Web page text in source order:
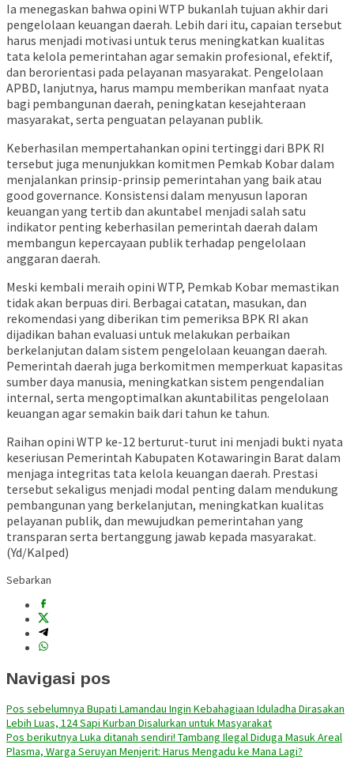
Ia menegaskan bahwa opini WTP bukanlah tujuan akhir dari
pengelolaan keuangan daerah. Lebih dari itu, capaian tersebut
harus menjadi motivasi untuk terus meningkatkan kualitas
tata kelola pemerintahan agar semakin profesional, efektif,
dan berorientasi pada pelayanan masyarakat. Pengelolaan
APBD, lanjutnya, harus mampu memberikan manfaat nyata
bagi pembangunan daerah, peningkatan kesejahteraan
masyarakat, serta penguatan pelayanan publik.
Keberhasilan mempertahankan opini tertinggi dari BPK RI
tersebut juga menunjukkan komitmen Pemkab Kobar dalam
menjalankan prinsip-prinsip pemerintahan yang baik atau
good governance. Konsistensi dalam menyusun laporan
keuangan yang tertib dan akuntabel menjadi salah satu
indikator penting keberhasilan pemerintah daerah dalam
membangun kepercayaan publik terhadap pengelolaan
anggaran daerah.
Meski kembali meraih opini WTP, Pemkab Kobar memastikan
tidak akan berpuas diri. Berbagai catatan, masukan, dan
rekomendasi yang diberikan tim pemeriksa BPK RI akan
dijadikan bahan evaluasi untuk melakukan perbaikan
berkelanjutan dalam sistem pengelolaan keuangan daerah.
Pemerintah daerah juga berkomitmen memperkuat kapasitas
sumber daya manusia, meningkatkan sistem pengendalian
internal, serta mengoptimalkan akuntabilitas pengelolaan
keuangan agar semakin baik dari tahun ke tahun.
Raihan opini WTP ke-12 berturut-turut ini menjadi bukti nyata
keseriusan Pemerintah Kabupaten Kotawaringin Barat dalam
menjaga integritas tata kelola keuangan daerah. Prestasi
tersebut sekaligus menjadi modal penting dalam mendukung
pembangunan yang berkelanjutan, meningkatkan kualitas
pelayanan publik, dan mewujudkan pemerintahan yang
transparan serta bertanggung jawab kepada masyarakat.
(Yd/Kalped)
Sebarkan
Navigasi pos
Pos sebelumnya Bupati Lamandau Ingin Kebahagiaan Iduladha Dirasakan
Lebih Luas, 124 Sapi Kurban Disalurkan untuk Masyarakat
Pos berikutnya Luka ditanah sendiri! Tambang Ilegal Diduga Masuk Areal
Plasma, Warga Seruyan Menjerit: Harus Mengadu ke Mana Lagi?